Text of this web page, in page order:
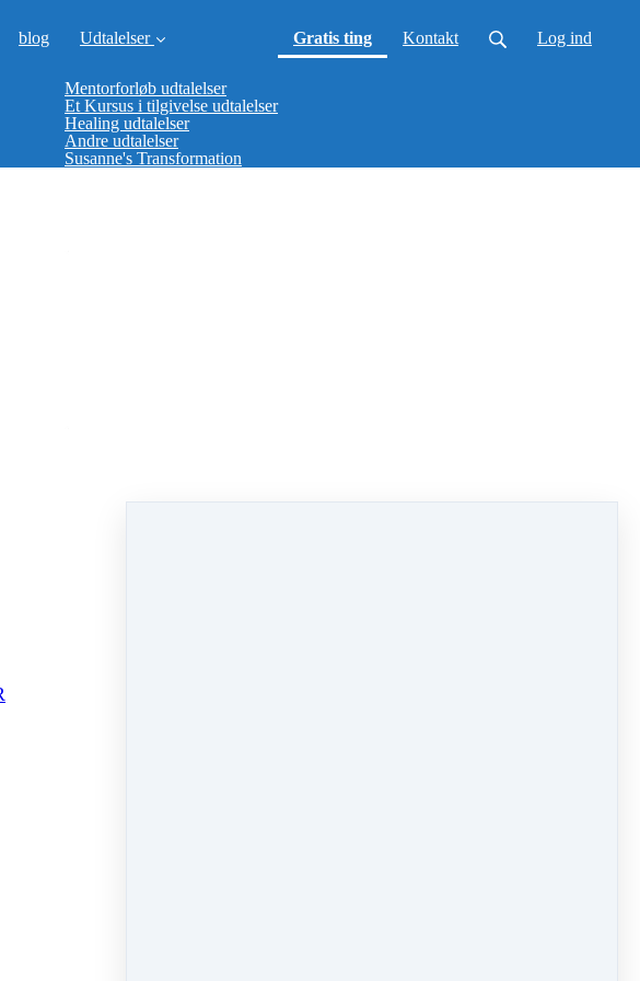
blog Udtalelser
Mentorforløb udtalelser
Et Kursus i tilgivelse udtalelser
Healing udtalelser
Andre udtalelser
Susanne's Transformation
Gratis ting(current)
Kontakt Log ind